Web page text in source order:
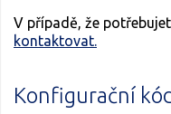
V případě, že
kontaktovat.
Konfigurační